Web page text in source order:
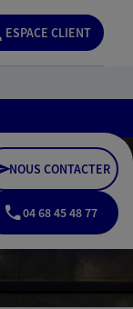
ESPACE CLIENT
NOUS CONTACTER
04 68 45 48 77